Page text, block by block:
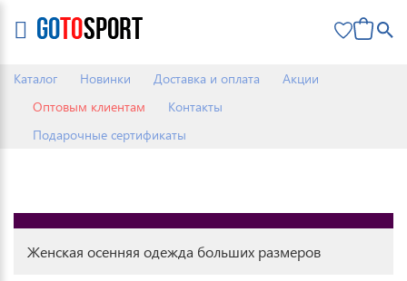
Каталог Новинки Доставка и оплата
Акции
Оптовым клиентам
Контакты
Подарочные сертификаты
0
Женская осенняя одежда больших размеров